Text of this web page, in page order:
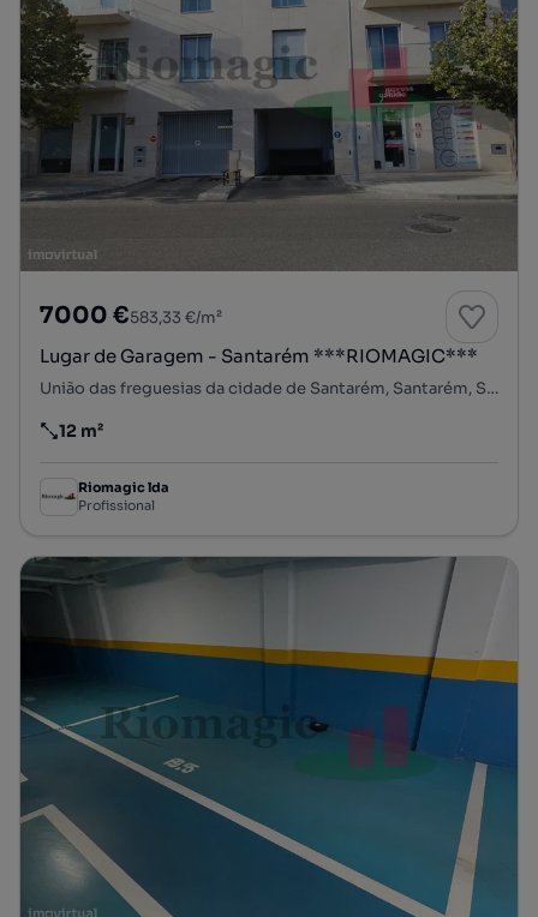
7000 €583,33 €/m²
Lugar de Garagem - Santarém ***RIOMAGIC***
União das freguesias da cidade de Santarém, Santarém, Santarém
Preço por metro quadrado
12 m²
Riomagic lda
Profissional